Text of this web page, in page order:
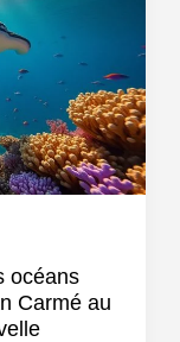
océans
Carmé au